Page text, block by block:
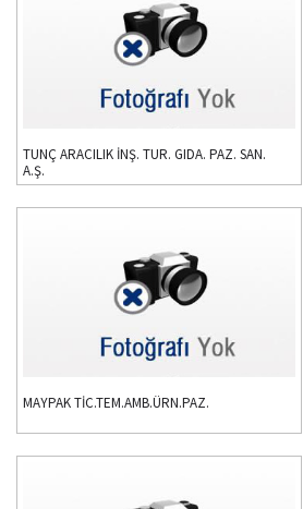
TUNÇ ARACILIK İNŞ. TUR. GIDA. PAZ. SAN.
A.Ş.
MAYPAK TİC.TEM.AMB.ÜRN.PAZ.